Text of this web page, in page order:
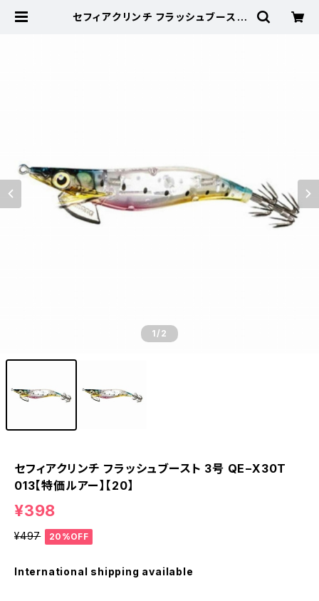
セフィアクリンチ フラッシュブースト
1/2
セフィアクリンチ フラッシュブースト 3号 QE−X30T
013【特価ルアー】【20】
¥398
¥497 20%OFF
International shipping available